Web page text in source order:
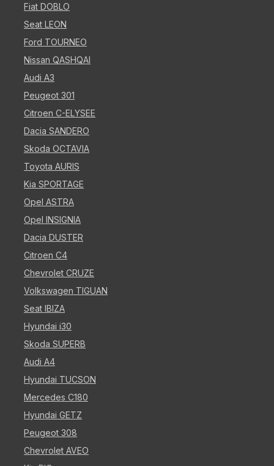
Fiat DOBLO
Seat LEON
Ford TOURNEO
Nissan QASHQAI
Audi A3
Peugeot 301
Citroen C-ELYSEE
Dacia SANDERO
Skoda OCTAVIA
Toyota AURIS
Kia SPORTAGE
Opel ASTRA
Opel INSIGNIA
Dacia DUSTER
Citroen C4
Chevrolet CRUZE
Volkswagen TIGUAN
Seat IBIZA
Hyundai i30
Skoda SUPERB
Audi A4
Hyundai TUCSON
Mercedes C180
Hyundai GETZ
Peugeot 308
Chevrolet AVEO